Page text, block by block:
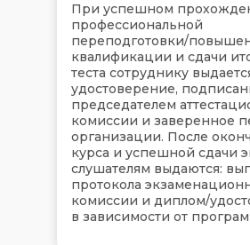
При успешном
профессиональной
переподготовки/
квалификации и сдачи
теста сотруднику
удостоверение,
председателем
комиссии и заверенное
организации. После
курса и успешной сдачи
слушателям выдаются:
протокола
комиссии и диплом/
в зависимости от